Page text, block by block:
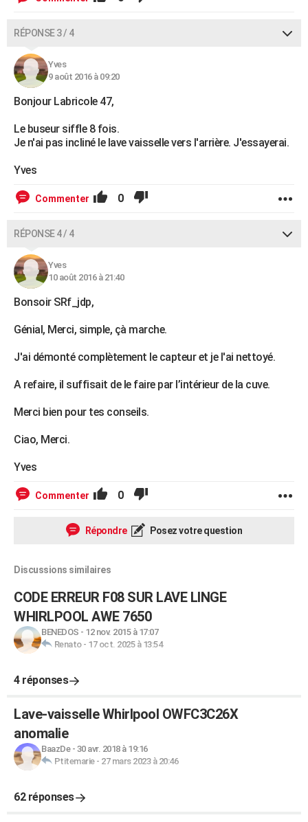
RÉPONSE 3 / 4
Yves
9 août 2016 à 09:20
Bonjour Labricole 47,
Le buseur siffle 8 fois.
Je n'ai pas incliné le lave vaisselle vers l'arrière. J'essayerai.
Yves
Commenter 0
RÉPONSE 4 / 4
Yves
10 août 2016 à 21:40
Bonsoir SRf_jdp,
Génial, Merci, simple, çà marche.
J'ai démonté complètement le capteur et je l'ai nettoyé.
A refaire, il suffisait de le faire par l’intérieur de la cuve.
Merci bien pour tes conseils.
Ciao, Merci.
Yves
Commenter 0
Répondre Posez votre question
Discussions similaires
CODE ERREUR F08 SUR LAVE LINGE
WHIRLPOOL AWE 7650
BENEDOS - 12 nov. 2015 à 17:07
Renato- 17 oct. 2025 à 13:54
4 réponses
Lave-vaisselle Whirlpool OWFC3C26X
anomalie
BaazDe- 30 avr. 2018 à 19:16
Ptitemarie- 27 mars 2023 à 20:46
62 réponses